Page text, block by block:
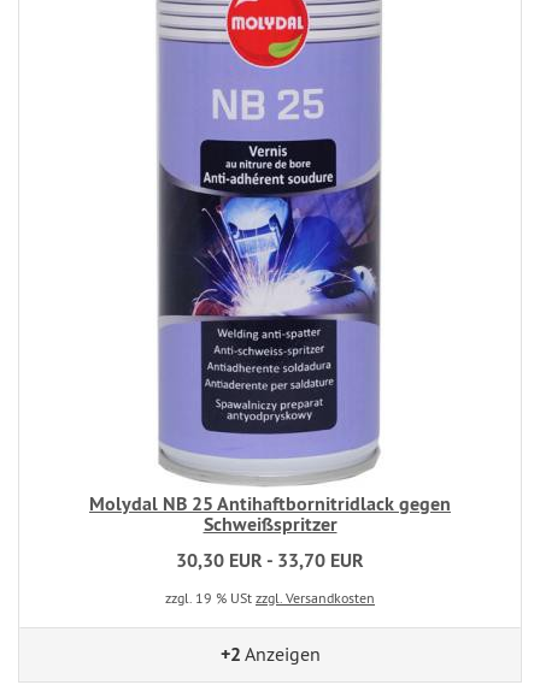
Molydal NB 25 Antihaftbornitridlack gegen
Schweißspritzer
30,30 EUR - 33,70 EUR
zzgl. 19 % USt zzgl. Versandkosten
+2 Anzeigen